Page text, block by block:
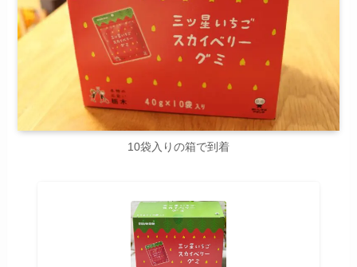
10袋入りの箱で到着